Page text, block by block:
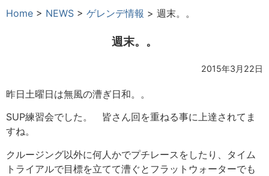
Home > NEWS > ゲレンデ情報 > 週末。。
週末。。
2015年3月22日
昨日土曜日は無風の漕ぎ日和。。
SUP練習会でした。 皆さん回を重ねる事に上達されてま
すね。
クルージング以外に何人かでプチレースをしたり、タイム
トライアルで目標を立てて漕ぐとフラットウォーターでも